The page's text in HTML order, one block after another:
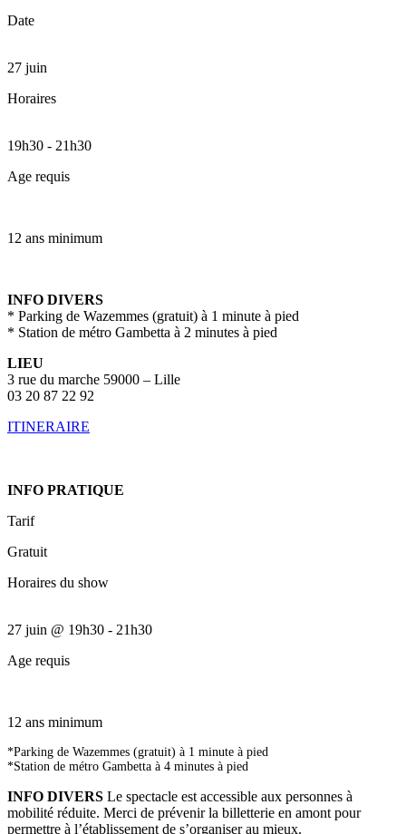
Date
27 juin
Horaires
19h30 - 21h30
Age requis
12 ans minimum
INFO DIVERS
* Parking de Wazemmes (gratuit) à 1 minute à pied
* Station de métro Gambetta à 2 minutes à pied
LIEU
3 rue du marche 59000 – Lille
03 20 87 22 92
ITINERAIRE
INFO PRATIQUE
Tarif
Gratuit
Horaires du show
27 juin @ 19h30 - 21h30
Age requis
12 ans minimum
*Parking de Wazemmes (gratuit) à 1 minute à pied
*Station de métro Gambetta à 4 minutes à pied
INFO DIVERS Le spectacle est accessible aux personnes à
mobilité réduite. Merci de prévenir la billetterie en amont pour
permettre à l’établissement de s’organiser au mieux.